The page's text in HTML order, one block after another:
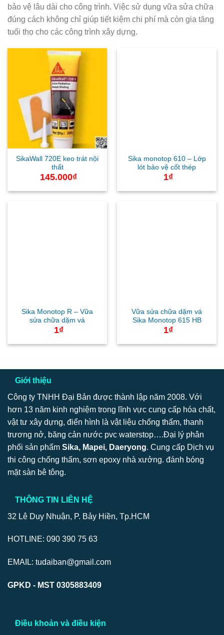
bảo vệ lâu dài cho công trình. Việc sử dụng vữa sửa chữa
đúng cách không chỉ giúp tiết kiệm chi phí mà còn gia tăng
tuổi thọ cho các công trình xây dựng.
SikaWall 720E keo trát nội
thất
145.000₫
Sika monotop 610 – Lớp
lót bảo vệ cốt thép
1₫
Sika Monotop R – Vữa
sửa chữa dặm vá
1₫
Vữa sửa chữa dặm vá
Sika Monotop 615 HB
1₫
Giới thiệu
Công ty TNHH Đại Bản được thành lập năm 2008. Với
hơn 13 năm kinh nghiệm trong lĩnh vực cung cấp hóa chất,
vật tư xây dựng, điển hình là vật liệu chống thấm, thanh
trương nở, băng cản nước pvc waterstop….Đại lý phân
phối sản phẩm Sika, Mapei, Daeryong. Cung cấp Dịch vụ
thi công chống thấm, sơn epoxy nhà xưởng. đánh bóng
mặt sàn bê tông.
THÔNG TIN LIÊN HỆ
32 Lê Duy Nhuận, P. Bảy Hiền, Tp.HCM
HOTLINE: 090 390 75 63
EMAIL: tudaiban@gmail.com
GPKD - MST 0305883409
Điều khoản và điều kiện